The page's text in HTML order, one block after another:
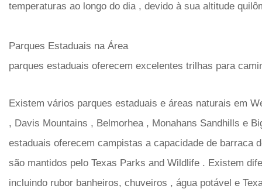
temperaturas ao longo do dia , devido à sua altitude
Parques Estaduais na Área
parques estaduais oferecem excelentes trilhas para
Existem vários parques estaduais e áreas naturais em
, Davis Mountains , Belmorhea , Monahans Sandhills e
estaduais oferecem campistas a capacidade de barraca
são mantidos pelo Texas Parks and Wildlife . Existem
incluindo rubor banheiros, chuveiros , água potável e